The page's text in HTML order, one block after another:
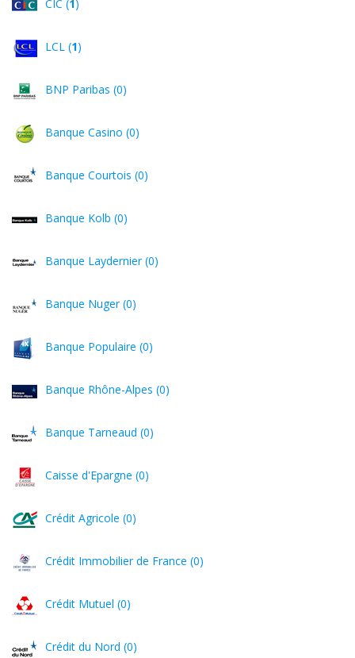
CIC (1)
LCL (1)
BNP Paribas (0)
Banque Casino (0)
Banque Courtois (0)
Banque Kolb (0)
Banque Laydernier (0)
Banque Nuger (0)
Banque Populaire (0)
Banque Rhône-Alpes (0)
Banque Tarneaud (0)
Caisse d'Epargne (0)
Crédit Agricole (0)
Crédit Immobilier de France (0)
Crédit Mutuel (0)
Crédit du Nord (0)